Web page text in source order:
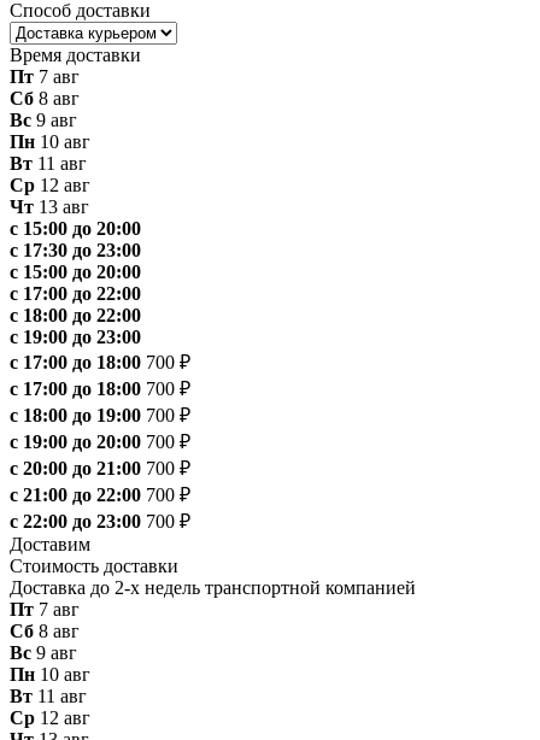
Способ доставки
Время доставки
Пт 7 авг
Сб 8 авг
Вс 9 авг
Пн 10 авг
Вт 11 авг
Ср 12 авг
Чт 13 авг
с 15:00 до 20:00
с 17:30 до 23:00
с 15:00 до 20:00
с 17:00 до 22:00
с 18:00 до 22:00
с 19:00 до 23:00
с 17:00 до 18:00 700 ₽
с 17:00 до 18:00 700 ₽
с 18:00 до 19:00 700 ₽
с 19:00 до 20:00 700 ₽
с 20:00 до 21:00 700 ₽
с 21:00 до 22:00 700 ₽
с 22:00 до 23:00 700 ₽
Доставим
Стоимость доставки
Доставка до 2-х недель транспортной компанией
Пт 7 авг
Сб 8 авг
Вс 9 авг
Пн 10 авг
Вт 11 авг
Ср 12 авг